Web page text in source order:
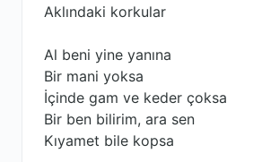
Aklındaki korkular
Al beni yine yanına
Bir mani yoksa
İçinde gam ve keder çoksa
Bir ben bilirim, ara sen
Kıyamet bile kopsa